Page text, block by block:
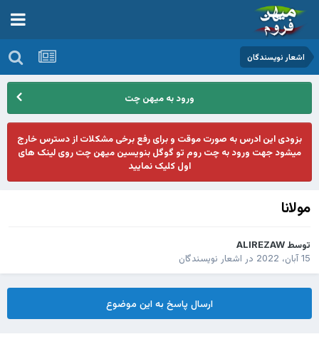
اشعار نویسندگان
ورود به میهن چت
بزودی این ادرس به صورت موقت و برای رفع برخی مشکلات از دسترس خارج
میشود جهت ورود به چت روم تو گوگل بنویسین میهن چت روی لینک های
اول کلیک نمایید
مولانا
توسط ALIREZAW
15 آبان، 2022
در اشعار نویسندگان
ارسال پاسخ به این موضوع